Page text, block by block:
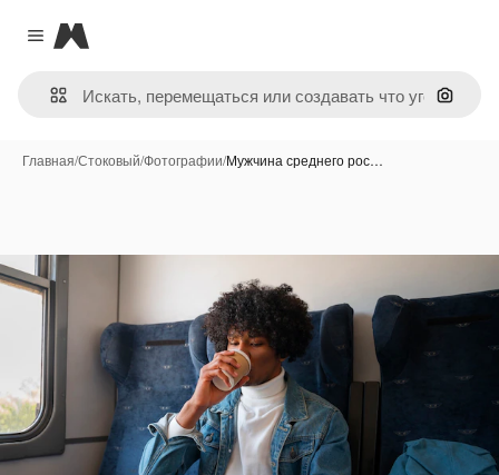
Close menu
Magnific
Поиск
Главная/Стоковый/Фотографии/Мужчина среднего рос…